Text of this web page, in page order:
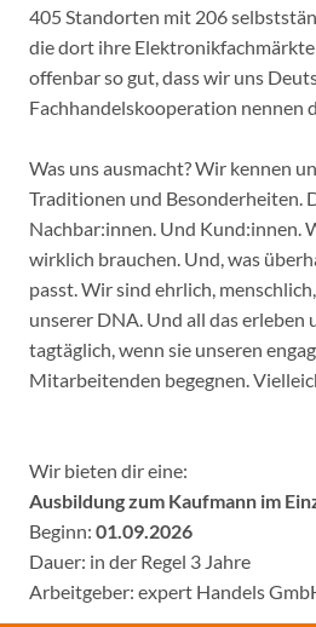
405 Standorten mit 206
die dort ihre
offenbar so gut, dass wir uns
Fachhandelskooperation nennen
Was uns ausmacht? Wir kennen
Traditionen und Besonderheiten.
Nachbar:innen. Und Kund:innen.
wirklich brauchen. Und, was
passt. Wir sind ehrlich,
unserer DNA. Und all das erleben
tagtäglich, wenn sie unseren
Mitarbeitenden begegnen.
Wir bieten dir eine:
Ausbildung zum Kaufmann im
Beginn: 01.09.2026
Dauer: in der Regel 3 Jahre
Arbeitgeber: expert Handels